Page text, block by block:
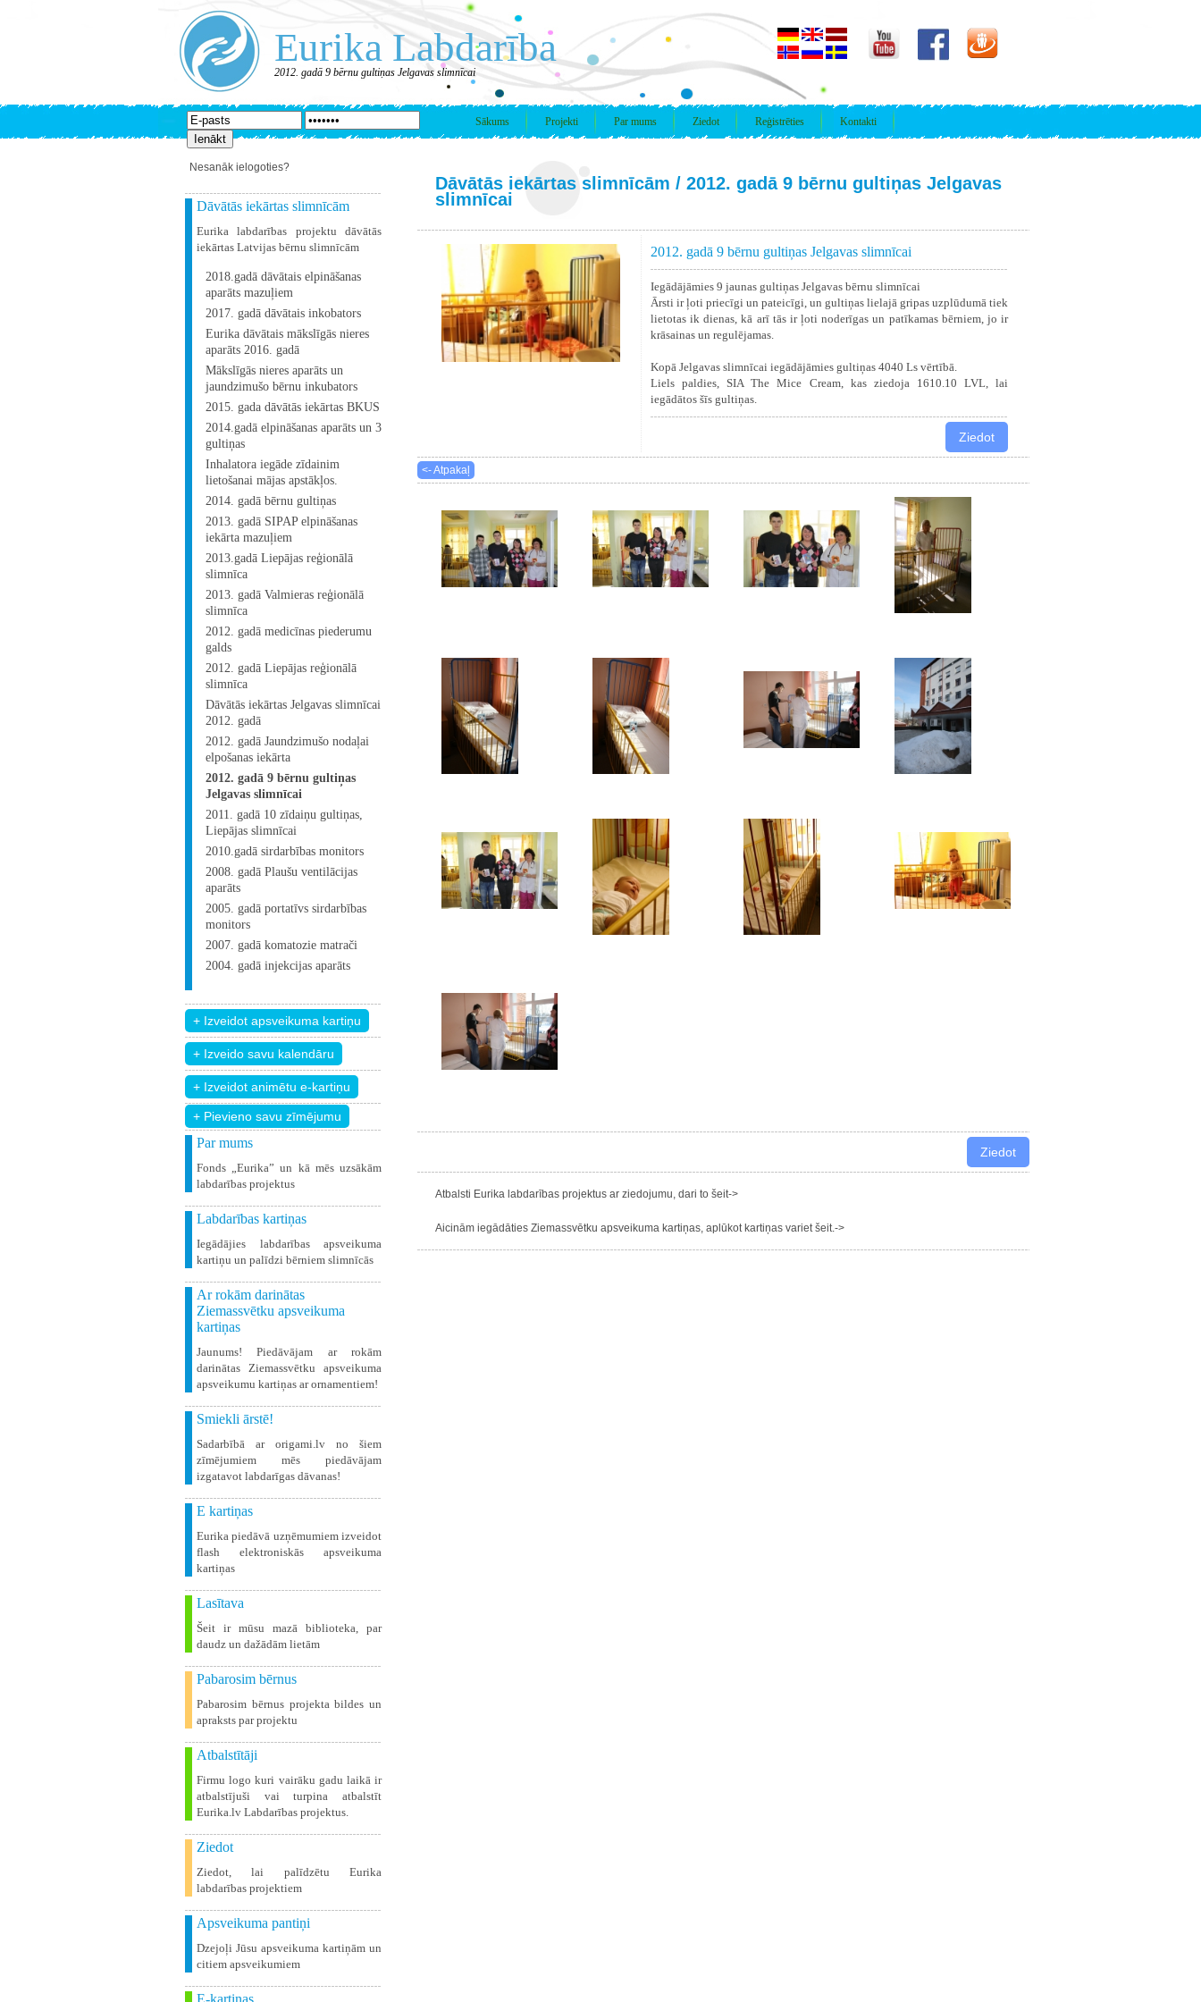
Eurika Labdarība
2012. gadā 9 bērnu gultiņas Jelgavas slimnīcai
Sākums Projekti Par mums Ziedot Reģistrēties Kontakti
Nesanāk ielogoties?
Dāvātās iekārtas slimnīcām
Eurika labdarības projektu dāvātās
iekārtas Latvijas bērnu slimnīcām
2018.gadā dāvātais elpināšanas
aparāts mazuļiem
2017. gadā dāvātais inkobators
Eurika dāvātais mākslīgās nieres
aparāts 2016. gadā
Mākslīgās nieres aparāts un
jaundzimušo bērnu inkubators
2015. gada dāvātās iekārtas BKUS
2014.gadā elpināšanas aparāts un 3
gultiņas
Inhalatora iegāde zīdainim
lietošanai mājas apstākļos.
2014. gadā bērnu gultiņas
2013. gadā SIPAP elpināšanas
iekārta mazuļiem
2013.gadā Liepājas reģionālā
slimnīca
2013. gadā Valmieras reģionālā
slimnīca
2012. gadā medicīnas piederumu
galds
2012. gadā Liepājas reģionālā
slimnīca
Dāvātās iekārtas Jelgavas slimnīcai
2012. gadā
2012. gadā Jaundzimušo nodaļai
elpošanas iekārta
2012. gadā 9 bērnu gultiņas
Jelgavas slimnīcai
2011. gadā 10 zīdaiņu gultiņas,
Liepājas slimnīcai
2010.gadā sirdarbības monitors
2008. gadā Plaušu ventilācijas
aparāts
2005. gadā portatīvs sirdarbības
monitors
2007. gadā komatozie matrači
2004. gadā injekcijas aparāts
+ Pievieno savu zīmējumu
Par mums
Fonds „Eurika” un kā mēs uzsākām
labdarības projektus
Labdarības kartiņas
Iegādājies labdarības apsveikuma
kartiņu un palīdzi bērniem slimnīcās
Ar rokām darinātas
Ziemassvētku apsveikuma
kartiņas
Jaunums! Piedāvājam ar rokām
darinātas Ziemassvētku apsveikuma
apsveikumu kartiņas ar ornamentiem!
Smiekli ārstē!
Sadarbībā ar origami.lv no šiem
zīmējumiem mēs piedāvājam
izgatavot labdarīgas dāvanas!
E kartiņas
Eurika piedāvā uzņēmumiem izveidot
flash elektroniskās apsveikuma
kartiņas
Lasītava
Šeit ir mūsu mazā biblioteka, par
daudz un dažādām lietām
Pabarosim bērnus
Pabarosim bērnus projekta bildes un
apraksts par projektu
Atbalstītāji
Firmu logo kuri vairāku gadu laikā ir
atbalstījuši vai turpina atbalstīt
Eurika.lv Labdarības projektus.
Ziedot
Ziedot, lai palīdzētu Eurika
labdarības projektiem
Apsveikuma pantiņi
Dzejoļi Jūsu apsveikuma kartiņām un
citiem apsveikumiem
E-kartiņas
Dāvātās iekārtas slimnīcām / 2012. gadā 9 bērnu gultiņas Jelgavas
slimnīcai
2012. gadā 9 bērnu gultiņas Jelgavas slimnīcai
Iegādājāmies 9 jaunas gultiņas Jelgavas bērnu slimnīcai
Ārsti ir ļoti priecīgi un pateicīgi, un gultiņas lielajā gripas uzplūdumā tiek
lietotas ik dienas, kā arī tās ir ļoti noderīgas un patīkamas bērniem, jo ir
krāsainas un regulējamas.
Kopā Jelgavas slimnīcai iegādājāmies gultiņas 4040 Ls vērtībā.
Liels paldies, SIA The Mice Cream, kas ziedoja 1610.10 LVL, lai
iegādātos šīs gultiņas.
<- Atpakaļ
Atbalsti Eurika labdarības projektus ar ziedojumu, dari to šeit->
Aicinām iegādāties Ziemassvētku apsveikuma kartiņas, aplūkot kartiņas variet šeit.->